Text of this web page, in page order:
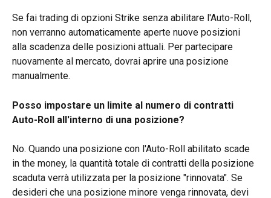
Se fai trading di opzioni Strike senza abilitare l'Auto-Roll,
non verranno automaticamente aperte nuove posizioni
alla scadenza delle posizioni attuali. Per partecipare
nuovamente al mercato, dovrai aprire una posizione
manualmente.
Posso impostare un limite al numero di contratti
Auto-Roll all'interno di una posizione?
No. Quando una posizione con l'Auto-Roll abilitato scade
in the money, la quantità totale di contratti della posizione
scaduta verrà utilizzata per la posizione "rinnovata". Se
desideri che una posizione minore venga rinnovata, devi